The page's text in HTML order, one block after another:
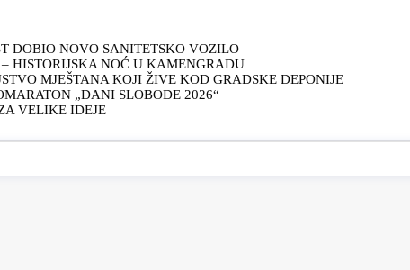
DOBIO NOVO SANITETSKO VOZILO
HISTORIJSKA NOĆ U KAMENGRADU
MJEŠTANA KOJI ŽIVE KOD GRADSKE DEPONIJE
„DANI SLOBODE 2026“
VELIKE IDEJE